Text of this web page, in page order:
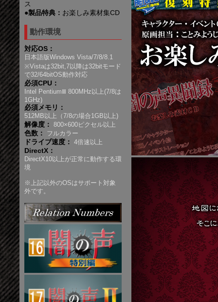
ス
●製品特典： お楽しみ素材集CD
動作環境
対応OS：
日本語版Windows Vista/7/8/8.1
※Vistaは32bit,7以降は32bitモード
で32/64bitOS動作対応
必須CPU：
Intel PentiumⅢ 800MHz以上(7/8は
1GHz)
必須メモリ：
512MB以上（7/8の場合1GB以上)
解像度： 800×600ピクセル以上
色数：
フルカラー
ドライブ速度： 4倍速以上
DirectX：
DirectX10以上が正常に動作する環
境
※上記以外のOSはサポート対象
外です。